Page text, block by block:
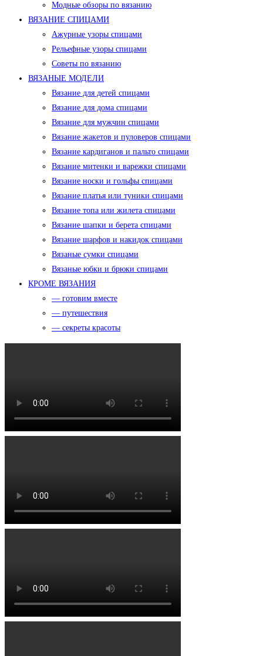
Модные обзоры по вязанию
ВЯЗАНИЕ СПИЦАМИ
Ажурные узоры спицами
Рельефные узоры спицами
Советы по вязанию
ВЯЗАНЫЕ МОДЕЛИ
Вязание для детей спицами
Вязание для дома спицами
Вязание для мужчин спицами
Вязание жакетов и пуловеров спицами
Вязание кардиганов и пальто спицами
Вязание митенки и варежки спицами
Вязание носки и гольфы спицами
Вязание платья или туники спицами
Вязание топа или жилета спицами
Вязание шапки и берета спицами
Вязание шарфов и накидок спицами
Вязаные сумки спицами
Вязаные юбки и брюки спицами
КРОМЕ ВЯЗАНИЯ
— готовим вместе
— путешествия
— секреты красоты